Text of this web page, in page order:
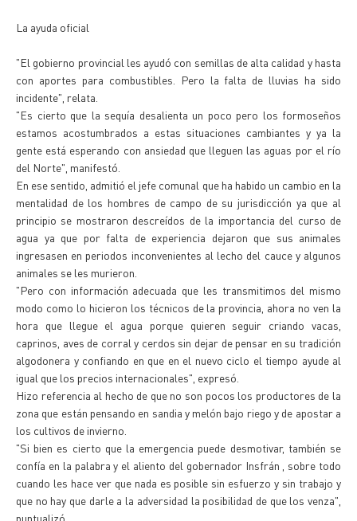
La ayuda oficial
"El gobierno provincial les ayudó con semillas de alta calidad y hasta
con aportes para combustibles. Pero la falta de lluvias ha sido
incidente", relata.
"Es cierto que la sequía desalienta un poco pero los formoseños
estamos acostumbrados a estas situaciones cambiantes y ya la
gente está esperando con ansiedad que lleguen las aguas por el río
del Norte", manifestó.
En ese sentido, admitió el jefe comunal que ha habido un cambio en la
mentalidad de los hombres de campo de su jurisdicción ya que al
principio se mostraron descreídos de la importancia del curso de
agua ya que por falta de experiencia dejaron que sus animales
ingresasen en periodos inconvenientes al lecho del cauce y algunos
animales se les murieron.
"Pero con información adecuada que les transmitimos del mismo
modo como lo hicieron los técnicos de la provincia, ahora no ven la
hora que llegue el agua porque quieren seguir criando vacas,
caprinos, aves de corral y cerdos sin dejar de pensar en su tradición
algodonera y confiando en que en el nuevo ciclo el tiempo ayude al
igual que los precios internacionales", expresó.
Hizo referencia al hecho de que no son pocos los productores de la
zona que están pensando en sandia y melón bajo riego y de apostar a
los cultivos de invierno.
"Si bien es cierto que la emergencia puede desmotivar, también se
confía en la palabra y el aliento del gobernador Insfrán , sobre todo
cuando les hace ver que nada es posible sin esfuerzo y sin trabajo y
que no hay que darle a la adversidad la posibilidad de que los venza",
puntualizó.